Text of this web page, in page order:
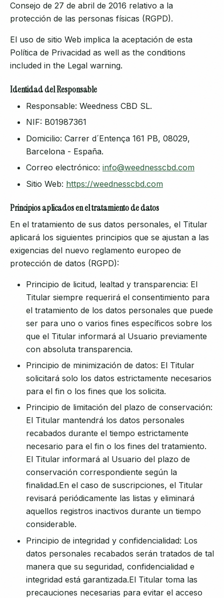
Consejo de 27 de abril de 2016 relativo a la
protección de las personas físicas (RGPD).
El uso de sitio Web implica la aceptación de esta
Política de Privacidad as well as the conditions
included in the Legal warning.
Identidad del Responsable
Responsable: Weedness CBD SL.
NIF: B01987361
Domicilio: Carrer d´Entença 161 PB, 08029,
Barcelona - España.
Correo electrónico: info@weednesscbd.com
Sitio Web: https://weednesscbd.com
Principios aplicados en el tratamiento de datos
En el tratamiento de sus datos personales, el Titular
aplicará los siguientes principios que se ajustan a las
exigencias del nuevo reglamento europeo de
protección de datos (RGPD):
Principio de licitud, lealtad y transparencia: El
Titular siempre requerirá el consentimiento para
el tratamiento de los datos personales que puede
ser para uno o varios fines específicos sobre los
que el Titular informará al Usuario previamente
con absoluta transparencia.
Principio de minimización de datos: El Titular
solicitará solo los datos estrictamente necesarios
para el fin o los fines que los solicita.
Principio de limitación del plazo de conservación:
El Titular mantendrá los datos personales
recabados durante el tiempo estrictamente
necesario para el fin o los fines del tratamiento.
El Titular informará al Usuario del plazo de
conservación correspondiente según la
finalidad.En el caso de suscripciones, el Titular
revisará periódicamente las listas y eliminará
aquellos registros inactivos durante un tiempo
considerable.
Principio de integridad y confidencialidad: Los
datos personales recabados serán tratados de tal
manera que su seguridad, confidencialidad e
integridad está garantizada.El Titular toma las
precauciones necesarias para evitar el acceso